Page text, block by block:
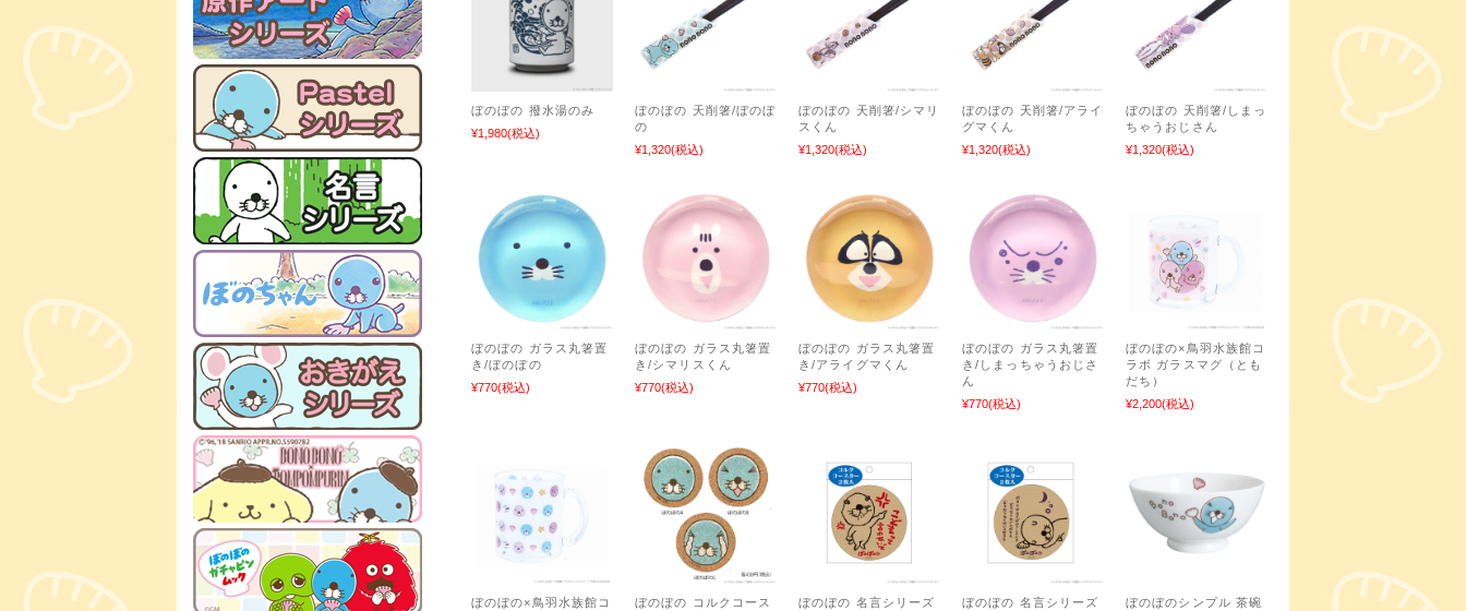
ぼのぼの 撥水湯のみ
¥1,980(税込)
ぼのぼの 天削箸/ぼのぼ
の
¥1,320(税込)
ぼのぼの 天削箸/シマリ
スくん
¥1,320(税込)
ぼのぼの 天削箸/アライ
グマくん
¥1,320(税込)
ぼのぼの 天削箸/しまっ
ちゃうおじさん
¥1,320(税込)
ぼのぼの ガラス丸箸置
き/ぼのぼの
¥770(税込)
ぼのぼの ガラス丸箸置
き/シマリスくん
¥770(税込)
ぼのぼの ガラス丸箸置
き/アライグマくん
¥770(税込)
ぼのぼの ガラス丸箸置
き/しまっちゃうおじさ
ん
¥770(税込)
ぼのぼの×鳥羽水族館コ
ラボ ガラスマグ（とも
だち）
¥2,200(税込)
ぼのぼの×鳥羽水族館コ
ぼのぼの コルクコース
ぼのぼの 名言シリーズ
ぼのぼの 名言シリーズ
ぼのぼのシンプル 茶碗